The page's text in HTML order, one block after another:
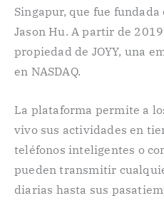
Singapur, que fue
Jason Hu. A partir de
propiedad de JOYY, una
en NASDAQ.
La plataforma permite a
vivo sus actividades en
teléfonos inteligentes o
pueden transmitir
diarias hasta sus